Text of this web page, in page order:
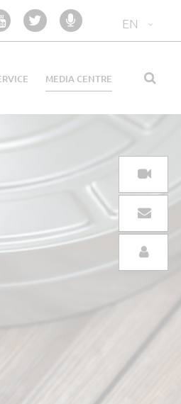
EN
MEDIA CENTRE